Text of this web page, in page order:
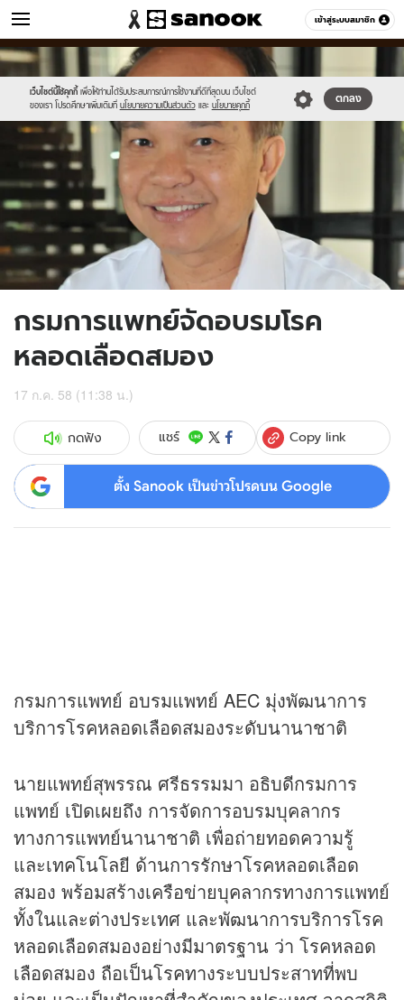
เข้าสู่ระบบสมาชิก
ข่าว หมวดอื่นๆ
เว็บไซต์นี้ใช้คุกกี้ เพื่อให้ท่านได้รับประสบการณ์การใช้งานที่ดีที่สุดบน เว็บไซต์
ของเรา โปรดศึกษาเพิ่มเติมที่ นโยบายความเป็นส่วนตัว และ นโยบายคุกกี้
ตกลง
Sanook
//s.isanook.com/sr/0/images/logo-
new-
sanook.png
600
60
//s.isanook.com/ns/0/ud/366/1831646/632614-
01.jpg
กรมการแพทย์จัดอบรมโรค
หลอดเลือดสมอง
17 ก.ค. 58 (11:38 น.)
กดฟัง แชร์ Copy link
ตั้ง Sanook เป็นข่าวโปรดบน Google
กรมการแพทย์ อบรมแพทย์ AEC มุ่งพัฒนาการ
บริการโรคหลอดเลือดสมองระดับนานาชาติ
นายแพทย์สุพรรณ ศรีธรรมมา อธิบดีกรมการ
แพทย์ เปิดเผยถึง การจัดการอบรมบุคลากร
ทางการแพทย์นานาชาติ เพื่อถ่ายทอดความรู้
และเทคโนโลยี ด้านการรักษาโรคหลอดเลือด
สมอง พร้อมสร้างเครือข่ายบุคลากรทางการแพทย์
ทั้งในและต่างประเทศ และพัฒนาการบริการโรค
หลอดเลือดสมองอย่างมีมาตรฐาน ว่า โรคหลอด
เลือดสมอง ถือเป็นโรคทางระบบประสาทที่พบ